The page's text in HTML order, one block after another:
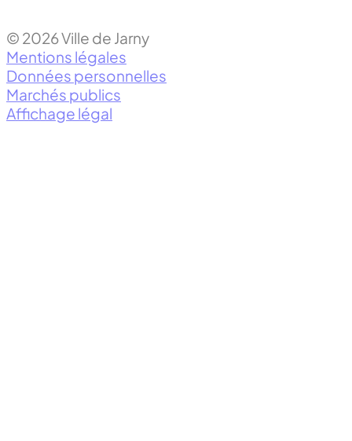
© 2026 Ville de Jarny
Mentions légales
Données personnelles
Marchés publics
Affichage légal